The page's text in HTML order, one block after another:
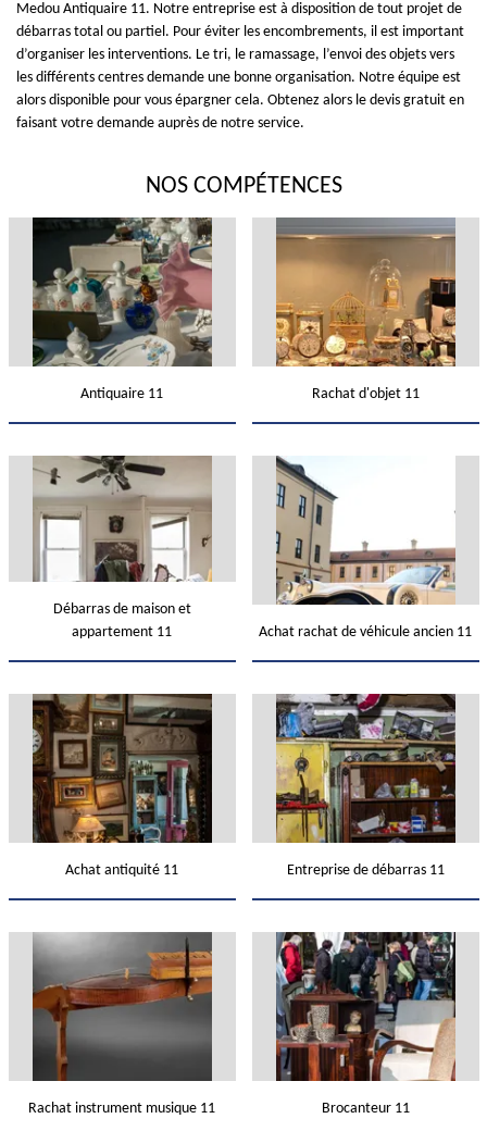
Medou Antiquaire 11. Notre entreprise est à disposition de tout projet de
débarras total ou partiel. Pour éviter les encombrements, il est important
d’organiser les interventions. Le tri, le ramassage, l’envoi des objets vers
les différents centres demande une bonne organisation. Notre équipe est
alors disponible pour vous épargner cela. Obtenez alors le devis gratuit en
faisant votre demande auprès de notre service.
NOS COMPÉTENCES
Antiquaire 11 Rachat d'objet 11
Débarras de maison et
appartement 11
Achat rachat de véhicule ancien 11
Achat antiquité 11 Entreprise de débarras 11
Rachat instrument musique 11 Brocanteur 11